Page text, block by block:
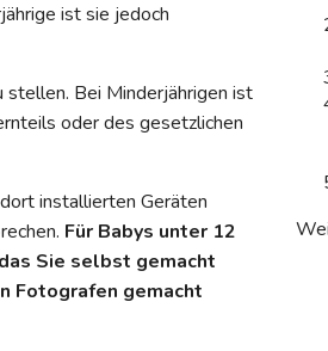
ist sie jedoch
Bei Minderjährigen ist
oder des gesetzlichen
installierten Geräten
Für Babys unter 12
Sie selbst gemacht
Fotografen gemacht